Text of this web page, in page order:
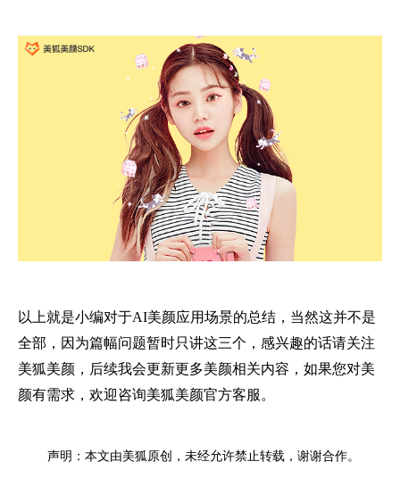
以上就是小编对于AI美颜应用场景的总结，当然这并不是
全部，因为篇幅问题暂时只讲这三个，感兴趣的话请关注
美狐美颜，后续我会更新更多美颜相关内容，如果您对美
颜有需求，欢迎咨询美狐美颜官方客服。
声明：本文由美狐原创，未经允许禁止转载，谢谢合作。